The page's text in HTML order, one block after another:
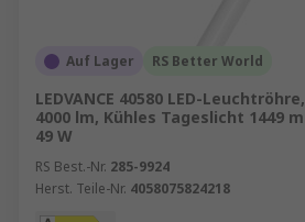
Auf Lager RS Better World
LEDVANCE 40580 LED-
4000 lm, Kühles Tageslicht 1449
49 W
RS Best.-Nr. 285-9924
Herst. Teile-Nr. 4058075824218